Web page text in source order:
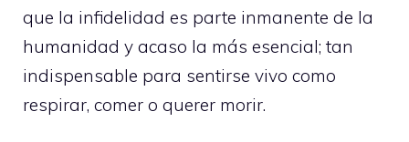
que la infidelidad es parte inmanente de la
humanidad y acaso la más esencial; tan
indispensable para sentirse vivo como
respirar, comer o querer morir.